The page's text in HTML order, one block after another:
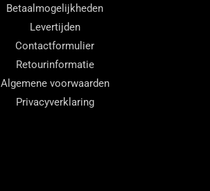
Betaalmogelijkheden
Levertijden
Contactformulier
Retourinformatie
Algemene voorwaarden
Privacyverklaring